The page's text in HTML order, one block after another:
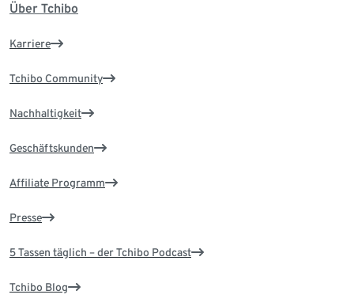
Über Tchibo
Karriere
Tchibo Community
Nachhaltigkeit
Geschäftskunden
Affiliate Programm
Presse
5 Tassen täglich – der Tchibo Podcast
Tchibo Blog